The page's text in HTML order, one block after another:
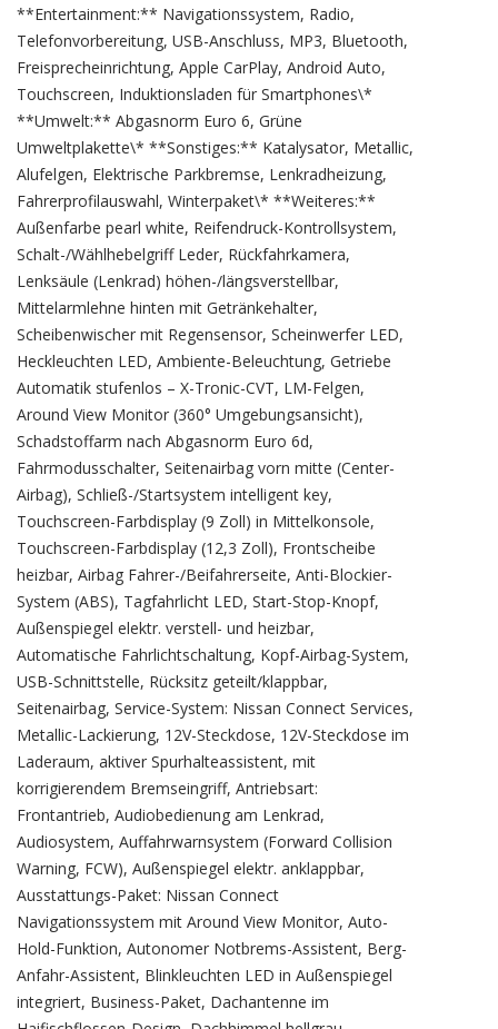
**Entertainment:** Navigationssystem, Radio,
Telefonvorbereitung, USB-Anschluss, MP3, Bluetooth,
Freisprecheinrichtung, Apple CarPlay, Android Auto,
Touchscreen, Induktionsladen für Smartphones\*
**Umwelt:** Abgasnorm Euro 6, Grüne
Umweltplakette\* **Sonstiges:** Katalysator, Metallic,
Alufelgen, Elektrische Parkbremse, Lenkradheizung,
Fahrerprofilauswahl, Winterpaket\* **Weiteres:**
Außenfarbe pearl white, Reifendruck-Kontrollsystem,
Schalt-/Wählhebelgriff Leder, Rückfahrkamera,
Lenksäule (Lenkrad) höhen-/längsverstellbar,
Mittelarmlehne hinten mit Getränkehalter,
Scheibenwischer mit Regensensor, Scheinwerfer LED,
Heckleuchten LED, Ambiente-Beleuchtung, Getriebe
Automatik stufenlos – X-Tronic-CVT, LM-Felgen,
Around View Monitor (360° Umgebungsansicht),
Schadstoffarm nach Abgasnorm Euro 6d,
Fahrmodusschalter, Seitenairbag vorn mitte (Center-
Airbag), Schließ-/Startsystem intelligent key,
Touchscreen-Farbdisplay (9 Zoll) in Mittelkonsole,
Touchscreen-Farbdisplay (12,3 Zoll), Frontscheibe
heizbar, Airbag Fahrer-/Beifahrerseite, Anti-Blockier-
System (ABS), Tagfahrlicht LED, Start-Stop-Knopf,
Außenspiegel elektr. verstell- und heizbar,
Automatische Fahrlichtschaltung, Kopf-Airbag-System,
USB-Schnittstelle, Rücksitz geteilt/klappbar,
Seitenairbag, Service-System: Nissan Connect Services,
Metallic-Lackierung, 12V-Steckdose, 12V-Steckdose im
Laderaum, aktiver Spurhalteassistent, mit
korrigierendem Bremseingriff, Antriebsart:
Frontantrieb, Audiobedienung am Lenkrad,
Audiosystem, Auffahrwarnsystem (Forward Collision
Warning, FCW), Außenspiegel elektr. anklappbar,
Ausstattungs-Paket: Nissan Connect
Navigationssystem mit Around View Monitor, Auto-
Hold-Funktion, Autonomer Notbrems-Assistent, Berg-
Anfahr-Assistent, Blinkleuchten LED in Außenspiegel
integriert, Business-Paket, Dachantenne im